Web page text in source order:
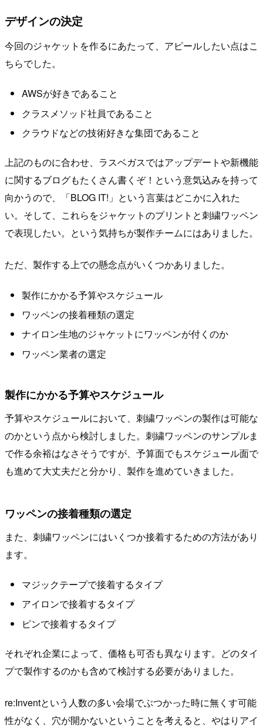
デザインの決定
今回のジャケットを作るにあたって、アピールしたい点はこ
ちらでした。
AWSが好きであること
クラスメソッド社員であること
クラウドなどの技術好きな集団であること
上記のものに合わせ、ラスベガスではアップデートや新機能
に関するブログもたくさん書くぞ！という意気込みを持って
向かうので、「BLOG IT!」という言葉はどこかに入れた
い。そして、これらをジャケットのプリントと刺繍ワッペン
で表現したい。という気持ちが製作チームにはありました。
ただ、製作する上での懸念点がいくつかありました。
製作にかかる予算やスケジュール
ワッペンの接着種類の選定
ナイロン生地のジャケットにワッペンが付くのか
ワッペン業者の選定
製作にかかる予算やスケジュール
予算やスケジュールにおいて、刺繍ワッペンの製作は可能な
のかという点から検討しました。刺繍ワッペンのサンプルま
で作る余裕はなさそうですが、予算面でもスケジュール面で
も進めて大丈夫だと分かり、製作を進めていきました。
ワッペンの接着種類の選定
また、刺繍ワッペンにはいくつか接着するための方法があり
ます。
マジックテープで接着するタイプ
アイロンで接着するタイプ
ピンで接着するタイプ
それぞれ企業によって、価格も可否も異なります。どのタイ
プで製作するのかも含めて検討する必要がありました。
re:Inventという人数の多い会場でぶつかった時に無くす可能
性がなく、穴が開かないということを考えると、やはりアイ